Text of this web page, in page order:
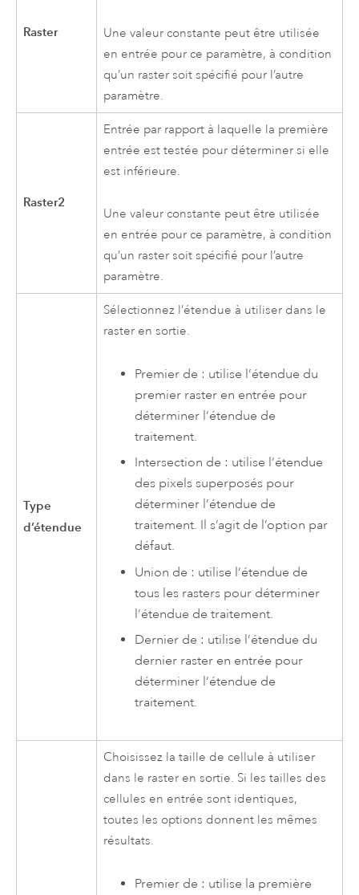
Raster
Une valeur constante peut être utilisée
en entrée pour ce paramètre, à condition
qu’un raster soit spécifié pour l’autre
paramètre.
Raster2
Entrée par rapport à laquelle la première
entrée est testée pour déterminer si elle
est inférieure.
Une valeur constante peut être utilisée
en entrée pour ce paramètre, à condition
qu’un raster soit spécifié pour l’autre
paramètre.
Type
d’étendue
Sélectionnez l’étendue à utiliser dans le
raster en sortie.
Premier de : utilise l’étendue du
premier raster en entrée pour
déterminer l’étendue de
traitement.
Intersection de : utilise l’étendue
des pixels superposés pour
déterminer l’étendue de
traitement. Il s’agit de l’option par
défaut.
Union de : utilise l’étendue de
tous les rasters pour déterminer
l’étendue de traitement.
Dernier de : utilise l’étendue du
dernier raster en entrée pour
déterminer l’étendue de
traitement.
Choisissez la taille de cellule à utiliser
dans le raster en sortie. Si les tailles des
cellules en entrée sont identiques,
toutes les options donnent les mêmes
résultats.
Premier de : utilise la première